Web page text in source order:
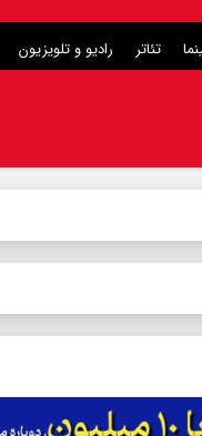
تئاتر رادیو و تلویزیون